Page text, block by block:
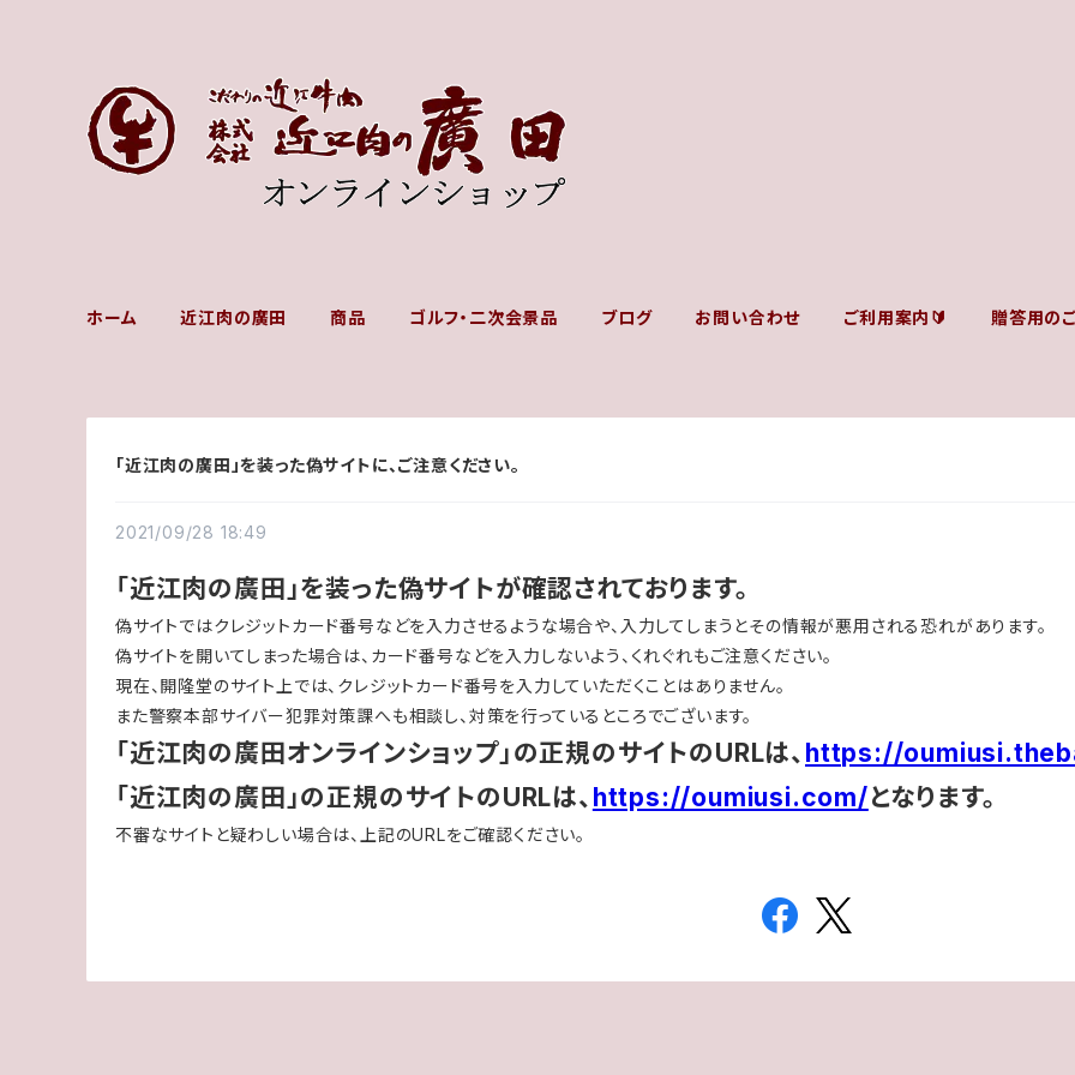
ホーム 近江肉の廣田 商品 ゴルフ・二次会景品 ブログ お問い合わせ ご利用案内🔰 贈答用の
「近江肉の廣田」を装った偽サイトに、ご注意ください。
2021/09/28 18:49
「近江肉の廣田」を装った偽サイトが確認されております。
偽サイトではクレジットカード番号などを入力させるような場合や、入力してしまうとその情報が悪用される恐れがあります。
偽サイトを開いてしまった場合は、カード番号などを入力しないよう、くれぐれもご注意ください。
現在、開隆堂のサイト上では、クレジットカード番号を入力していただくことはありません。
また警察本部サイバー犯罪対策課へも相談し、対策を行っているところでございます。
「近江肉の廣田オンラインショップ」の正規のサイトのURLは、 https://
「近江肉の廣田」の正規のサイトのURLは、 https://oumiusi.com/となります。
不審なサイトと疑わしい場合は、上記のURLをご確認ください。